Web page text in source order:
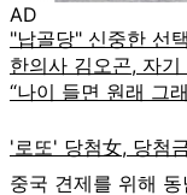
AD
중국 견제를 위해